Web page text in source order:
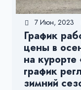
7 Июн, 2023
График
цены в
на
график
зимний